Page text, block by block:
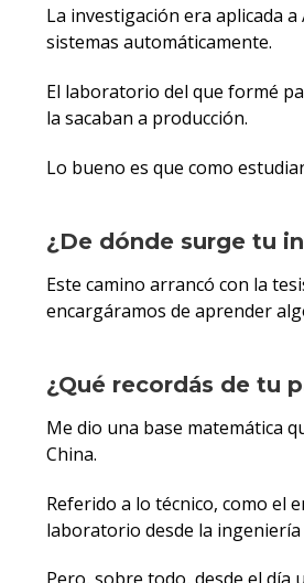
La investigación era aplicada
sistemas automáticamente.
El laboratorio del que formé
la sacaban a producción.
Lo bueno es que como
¿De dónde surge tu
Este camino arrancó con la
encargáramos de aprender
¿Qué recordás de tu
Me dio una base matemática
China.
Referido a lo técnico, como el
laboratorio desde la